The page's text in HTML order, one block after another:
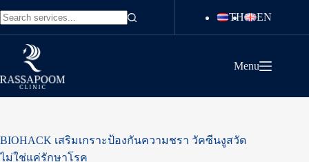
to
results
TH EN
Menu
BIOHACK เสริมเกราะป้องกันความชรา วัคซีนงูสวัด
ไม่ใช่แค่รักษาโรค